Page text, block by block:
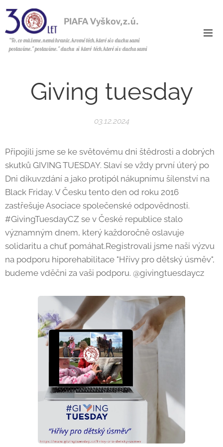
PIAFA Vyškov,z.ú.
"To, co můžeme, nemá hranic, kromě těch, které si v duchu sami
postavíme." postavíme." duchu si které těch, které si v duchu sami
Giving tuesday
03.12.2024
Připojili jsme se ke světovému dni štědrosti a dobrých
skutků GIVING TUESDAY. Slaví se vždy první úterý po
Dni díkuvzdání a jako protipól nákupnímu šílenství na
Black Friday. V Česku tento den od roku 2016
zastřešuje Asociace společenské odpovědnosti.
#GivingTuesdayCZ se v České republice stalo
významným dnem, který každoročně oslavuje
solidaritu a chuť pomáhat.Registrovali jsme naši výzvu
na podporu hiporehabilitace "Hřívy pro dětský úsměv",
budeme vděčni za vaši podporu. @givingtuesdaycz